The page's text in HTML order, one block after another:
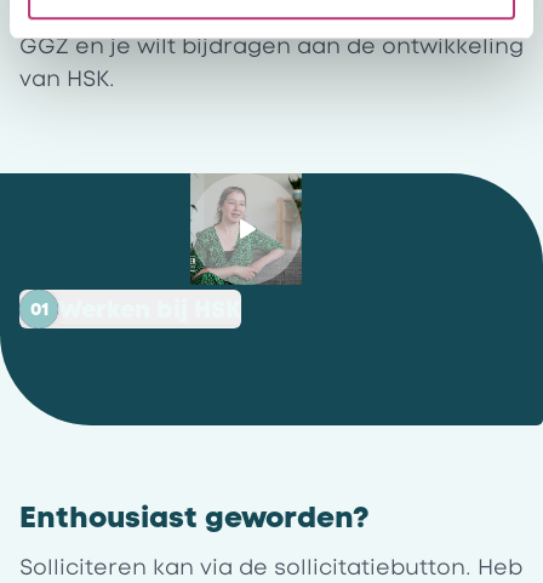
Je werkt vanuit een visie op de moderne
GGZ en je wilt bijdragen aan de ontwikkeling
van HSK.
01
Enthousiast geworden?
Solliciteren kan via de sollicitatiebutton. Heb